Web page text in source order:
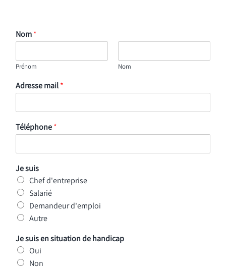
Nom*
Prénom Nom
Adresse mail*
Téléphone*
Je suis
Chef d'entreprise
Salarié
Demandeur d'emploi
Autre
Je suis en situation de handicap
Oui
Non